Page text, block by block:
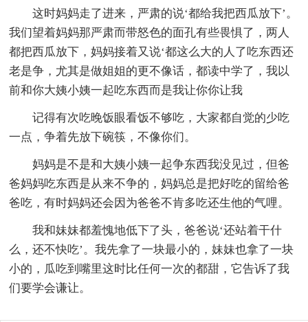
这时妈妈走了进来，严肃的说‘都给我把西瓜放下’。
我们望着妈妈那严肃而带怒色的面孔有些畏惧了，两人
都把西瓜放下，妈妈接着又说‘都这么大的人了吃东西还
老是争，尤其是做姐姐的更不像话，都读中学了，我以
前和你大姨小姨一起吃东西而是我让你你让我
记得有次吃晚饭眼看饭不够吃，大家都自觉的少吃
一点，争着先放下碗筷，不像你们。
妈妈是不是和大姨小姨一起争东西我没见过，但爸
爸妈妈吃东西是从来不争的，妈妈总是把好吃的留给爸
爸吃，有时妈妈还会因为爸爸不肯多吃还生他的气哩。
我和妹妹都羞愧地低下了头，爸爸说‘还站着干什
么，还不快吃’。我先拿了一块最小的，妹妹也拿了一块
小的，瓜吃到嘴里这时比任何一次的都甜，它告诉了我
们要学会谦让。